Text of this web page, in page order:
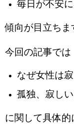
毎日が不安
傾向が目立ちま
今回の記事では
なぜ女性は
孤独、寂し
に関して具体